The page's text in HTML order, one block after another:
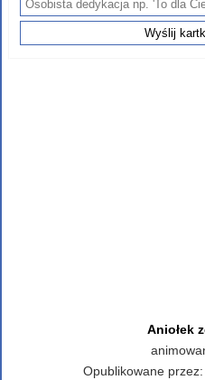
Aniołek
Opublikowane przez: